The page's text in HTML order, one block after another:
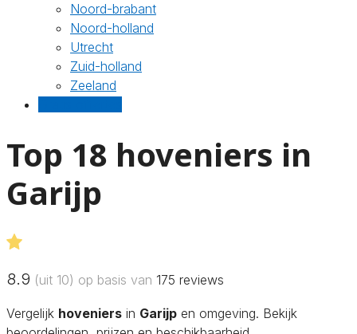
Noord-brabant
Noord-holland
Utrecht
Zuid-holland
Zeeland
Top 18 hoveniers in
Garijp
8.9 (uit 10) op basis van 175 reviews
Vergelijk hoveniers in Garijp en omgeving. Bekijk